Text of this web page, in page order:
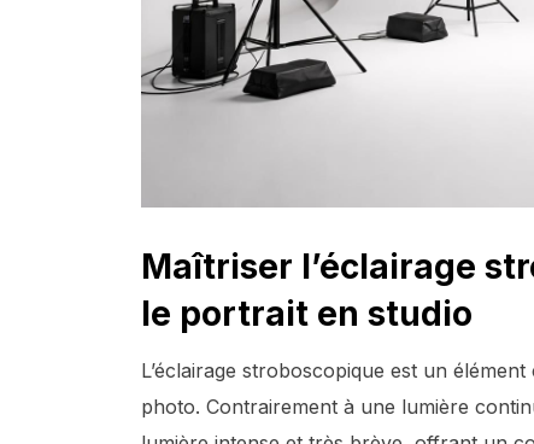
Maîtriser l’éclairage
le portrait en studio
L’éclairage stroboscopique est un
photo. Contrairement à une lumière